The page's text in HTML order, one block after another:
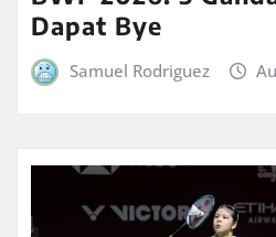
Dapat Bye
Samuel Rodriguez